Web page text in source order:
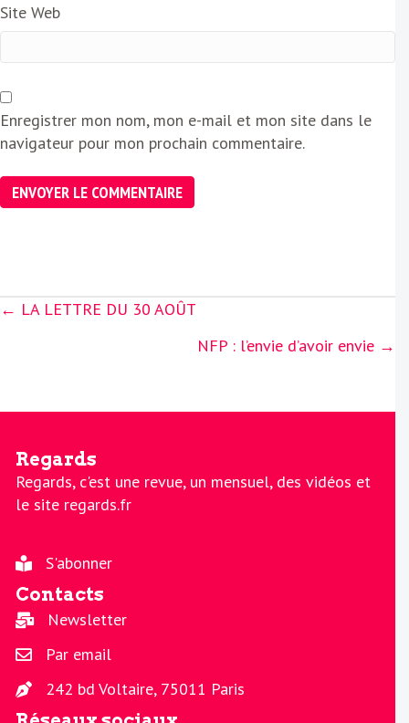
Site Web
Enregistrer mon nom, mon e-mail et mon site dans le
navigateur pour mon prochain commentaire.
Posts
← LA LETTRE DU 30 AOÛT
NFP : l’envie d’avoir envie →
Regards
Regards, c'est une revue, un mensuel, des vidéos et
le site regards.fr
S'abonner
Contacts
Newsletter
Par email
242 bd Voltaire, 75011 Paris